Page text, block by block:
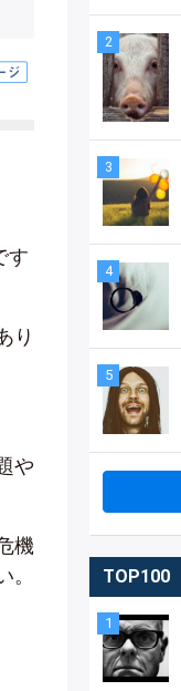
す
り
や
機
2
3
4
5
TOP100
1